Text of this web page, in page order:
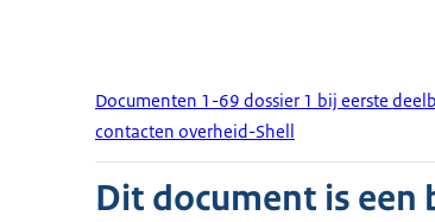
Documenten 1-69 dossier 1 bij eerste
contacten overheid-Shell
Dit document is een